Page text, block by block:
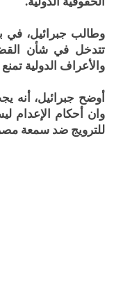
وطالب جبرائيل، في
تتدخل في شأن
والأعراف الدولية
أوضح جبرائيل، أنه
وان أحكام الإعدام
للترويج ضد سمعة